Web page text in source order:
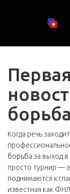
Когда речь
борьба за выход
просто турнир —
поднимаются к
известная как